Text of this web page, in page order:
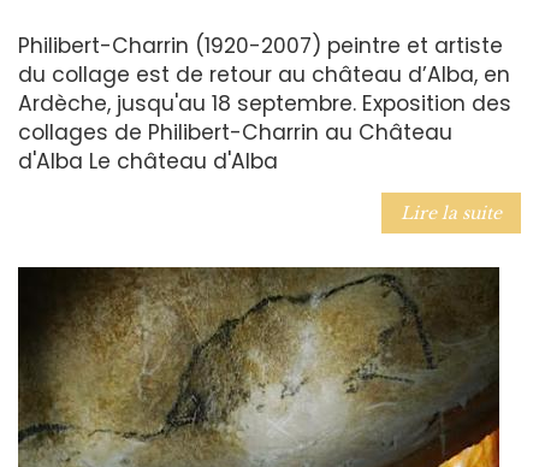
Philibert-Charrin (1920-2007) peintre et artiste
du collage est de retour au château d’Alba, en
Ardèche, jusqu'au 18 septembre. Exposition des
collages de Philibert-Charrin au Château
d'Alba Le château d'Alba
Lire la suite